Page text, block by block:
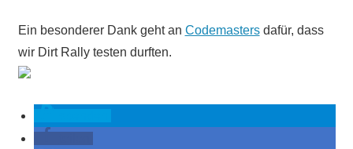
Ein besonderer Dank geht an Codemastersdafür, dass
wir Dirt Rally testen durften.